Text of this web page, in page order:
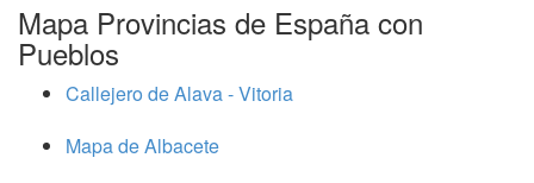
Mapa Provincias de España con
Pueblos
Callejero de Alava - Vitoria
Mapa de Albacete